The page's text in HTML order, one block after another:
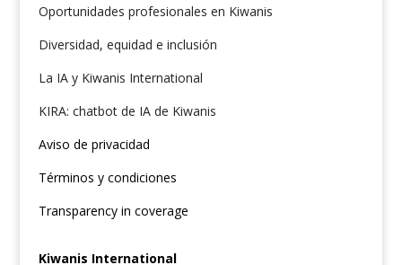
Oportunidades profesionales en Kiwanis
Diversidad, equidad e inclusión
La IA y Kiwanis International
KIRA: chatbot de IA de Kiwanis
Aviso de privacidad
Términos y condiciones
Transparency in coverage
Kiwanis International